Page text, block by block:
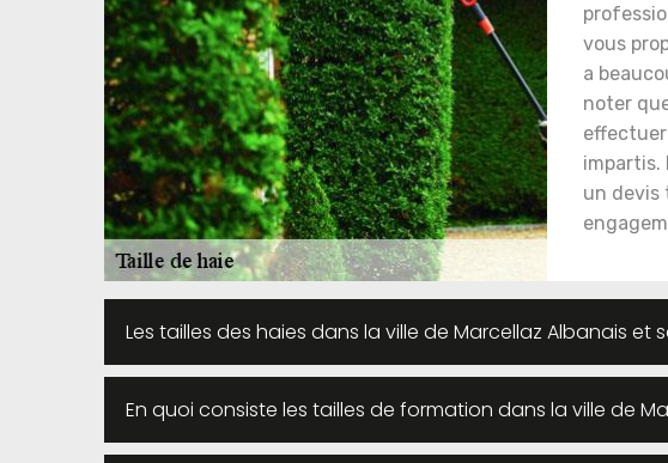
vous
a
noter
impartis.
un devis
Les tailles des haies dans la ville de Marcellaz Albanais et
En quoi consiste les tailles de formation dans la ville de